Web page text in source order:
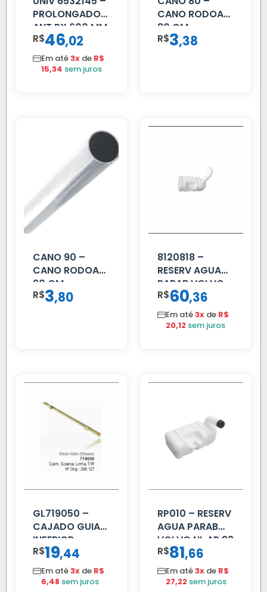
PROLONGADOR
ANT PX 600 MM
FIBRA PRETA
R$46,02
Em até3x de R$
15,34 sem juros
CANO RODOAR
80 CM
R$3,38
CANO 90 –
CANO RODOAR
90 CM
R$3,80
8120818 –
RESERV AGUA
PARAB VOLVO
EDC
R$60,36
Em até3x de R$
20,12 sem juros
GL719050 –
CAJADO GUIA
INFERIOR
SCANIA T/R
112/113 MENOR
R$19,44
Em até3x de R$
6,48 sem juros
RP010 – RESERV
AGUA PARAB
VOLVO NL AP 93
R$81,66
Em até3x de R$
27,22 sem juros